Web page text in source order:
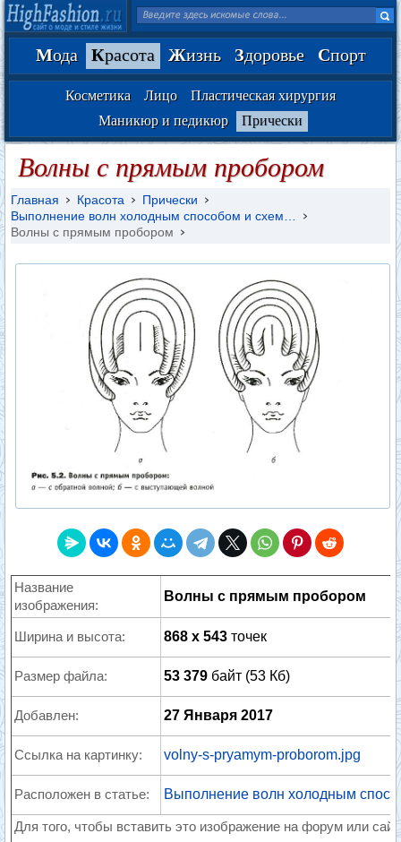
Мода Красота Жизнь Здоровье Спорт
Косметика Лицо
Пластическая хирургия
Маникюр и педикюр
Прически
Волны с прямым пробором
Главная Красота
Прически
Выполнение волн холодным способом и схем…
Волны с прямым пробором
Название
изображения:
Волны с прямым пробором
Ширина и высота: 868 x 543 точек
Размер файла: 53 379 байт (53 Кб)
Добавлен: 27 Января 2017
Ссылка на картинку: volny-s-pryamym-proborom.jpg
Расположен в статье: Выполнение волн холодным
Для того, чтобы вставить это изображение на форум или